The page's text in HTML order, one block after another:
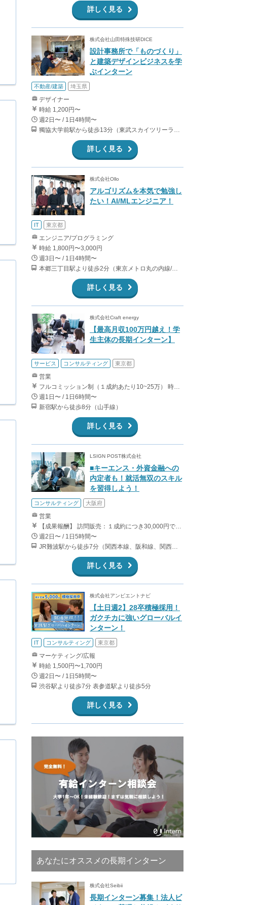
詳しく見る
株式会社山田特殊技研DICE
設計事務所で「ものづくり」
と建築デザインビジネスを学
ぶインターン
不動産/建築 埼玉県
デザイナー
時給 1,200円〜
週2日〜 / 1日4時間〜
獨協大学前駅から徒歩13分（東武スカイツリーライン、東武伊勢崎線、東武日光線、鬼怒川線）
詳しく見る
株式会社Ollo
アルゴリズムを本気で勉強し
たい！AI/MLエンジニア！
IT 東京都
エンジニア/プログラミング
時給 1,800円〜3,000円
週3日〜 / 1日4時間〜
本郷三丁目駅より徒歩2分（東京メトロ丸の内線/都営地下鉄大江戸線）
詳しく見る
株式会社Craft energy
【最高月収100万円越え！学
生主体の長期インターン】
サービス コンサルティング 東京都
営業
週1日〜 / 1日6時間〜
新宿駅から徒歩8分（山手線）
詳しく見る
LSIGN POST株式会社
■キーエンス・外資金融への
内定者も！就活無双のスキル
を習得しよう！
コンサルティング 大阪府
営業
週2日〜 / 1日5時間〜
詳しく見る
株式会社アンビエントナビ
【土日週2】28卒積極採用！
ガクチカに強いグローバルイ
ンターン！
IT コンサルティング 東京都
マーケティング/広報
時給 1,500円〜1,700円
週2日〜 / 1日5時間〜
渋谷駅より徒歩7分 表参道駅より徒歩5分
詳しく見る
あなたにオススメの長期インターン
株式会社Seibii
長期インターン募集！法人ビ